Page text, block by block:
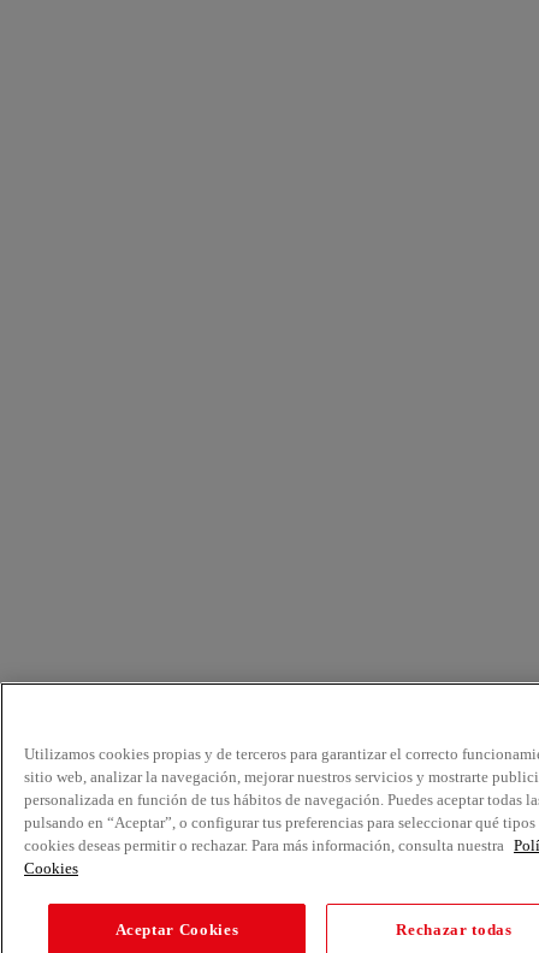
Utilizamos cookies propias y de terceros para garantizar el correcto
sitio web, analizar la navegación, mejorar nuestros servicios y mostrarte
personalizada en función de tus hábitos de navegación. Puedes aceptar todas
pulsando en “Aceptar”, o configurar tus preferencias para seleccionar qué tipos
cookies deseas permitir o rechazar. Para más información, consulta nuestra
Cookies
Aceptar Cookies Rechazar todas